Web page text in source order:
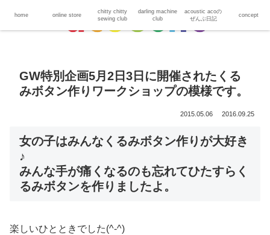
GW特別企画5月2日3日に開催されたくる
みボタン作りワークショップの模様です。
2015.05.06 2016.09.25
女の子はみんなくるみボタン作りが大好き
♪
みんな手が痛くなるのも忘れてひたすらく
るみボタンを作りましたよ。
楽しいひとときでした(^-^)
home online store
chitty chitty
sewing club
darling machine
club
acoustic acoの
ぜんぶ日記
concept